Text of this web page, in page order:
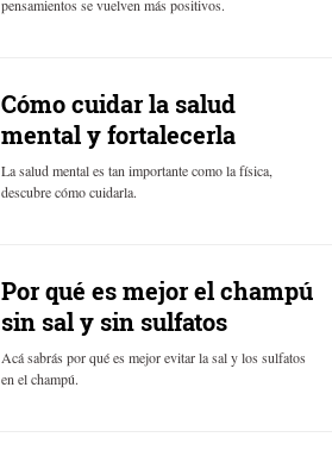
pensamientos se vuelven más positivos.
Cómo cuidar la salud
mental y fortalecerla
La salud mental es tan importante como la física,
descubre cómo cuidarla.
Por qué es mejor el champú
sin sal y sin sulfatos
Acá sabrás por qué es mejor evitar la sal y los sulfatos
en el champú.